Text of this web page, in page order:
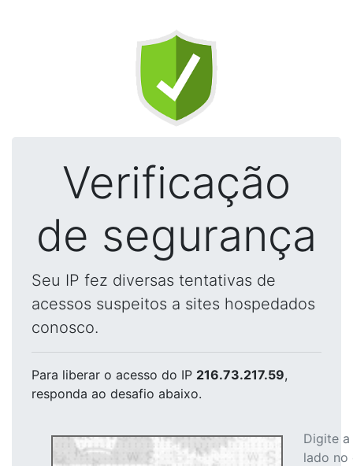
Verificação
de segurança
Seu IP fez diversas tentativas de
acessos suspeitos a sites hospedados
conosco.
Para liberar o acesso do IP 216.73.217.59,
responda ao desafio abaixo.
Digite
lado no